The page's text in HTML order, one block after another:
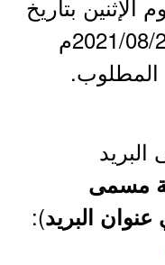
الإثنين بتاريخ
1443/01/15هـ الموافق 2021/08/23م
المطلوب.
مسمى
البريد):